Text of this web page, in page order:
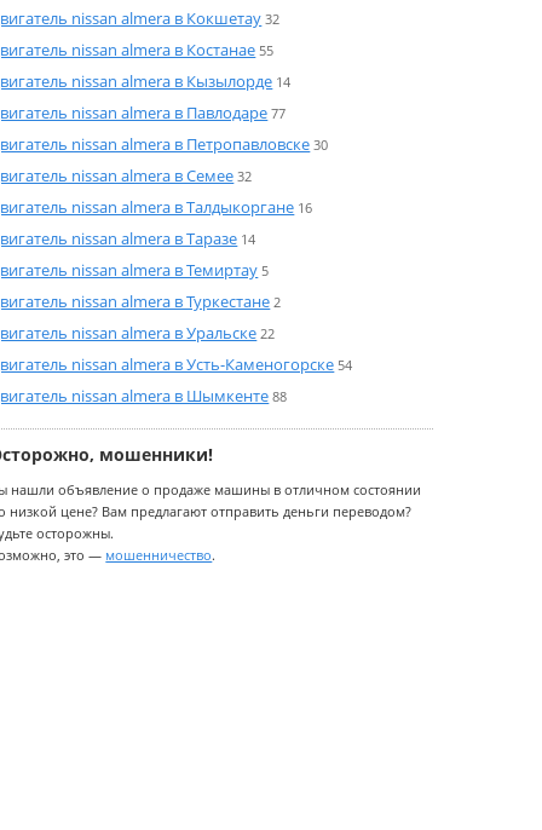
nissan almera в Кокшетау 32
nissan almera в Костанае 55
nissan almera в Кызылорде 14
nissan almera в Павлодаре 77
nissan almera в Петропавловске 30
nissan almera в Семее 32
nissan almera в Талдыкоргане 16
nissan almera в Таразе 14
nissan almera в Темиртау 5
nissan almera в Туркестане 2
nissan almera в Уральске 22
nissan almera в Усть-Каменогорске 54
nissan almera в Шымкенте 88
мошенники!
нашли объявление о продаже машины в отличном состоянии
низкой цене? Вам предлагают отправить деньги переводом?
осторожны.
это — мошенничество.